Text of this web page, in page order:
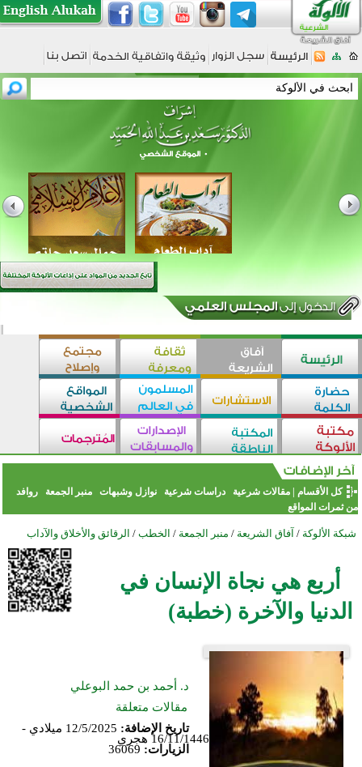
كل الأقسام |مقالات شرعية دراسات شرعية نوازل وشبهات منبر الجمعة
روافد
من ثمرات المواقع
شبكة الألوكة / آفاق الشريعة / منبر الجمعة / الخطب / الرقائق والأخلاق والآداب
أربع هي نجاة الإنسان في
الدنيا والآخرة (خطبة)
د. أحمد بن حمد البوعلي
مقالات متعلقة
تاريخ الإضافة:
12/5/2025 ميلادي -
16/11/1446 هجري
الزيارات: 36069